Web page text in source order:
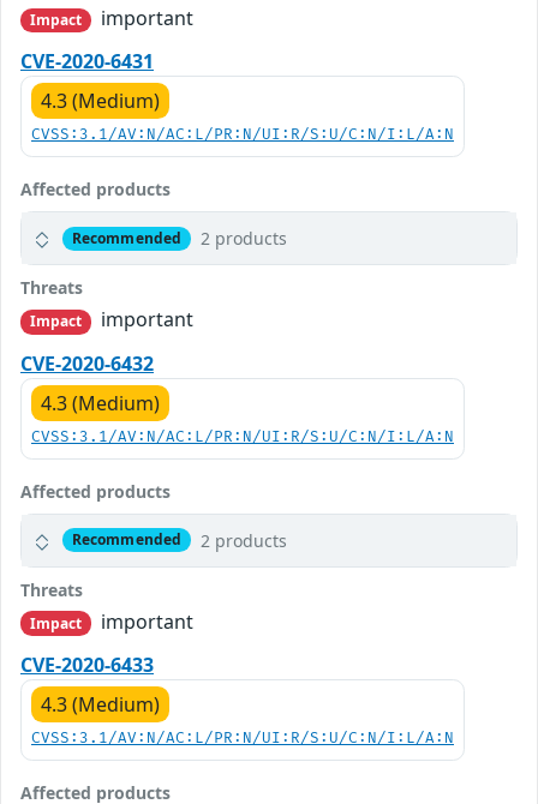
Impact
important
CVE-2020-6431
4.3 (Medium)
CVSS:3.1/AV:N/AC:L/PR:N/UI:R/S:U/C:N/I:L/A:N
Affected products
Recommended 2 products
Threats
Impact
important
CVE-2020-6432
4.3 (Medium)
CVSS:3.1/AV:N/AC:L/PR:N/UI:R/S:U/C:N/I:L/A:N
Affected products
Recommended 2 products
Threats
Impact
important
CVE-2020-6433
4.3 (Medium)
CVSS:3.1/AV:N/AC:L/PR:N/UI:R/S:U/C:N/I:L/A:N
Affected products